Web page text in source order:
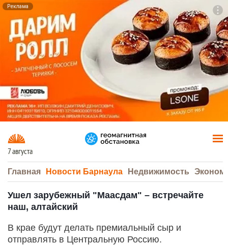
Реклама
7 августа
Главная Новости Барнаула Недвижимость
Ушел зарубежный "Маасдам" – встречайте
наш, алтайский
В крае будут делать премиальный сыр и
отправлять в Центральную Россию.